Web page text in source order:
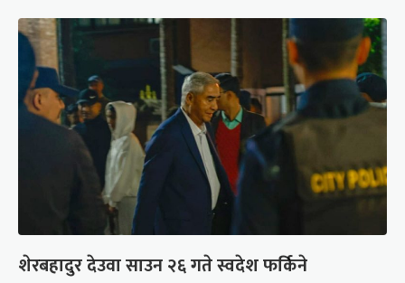
शेरबहादुर देउवा साउन २६ गते स्वदेश फर्किने